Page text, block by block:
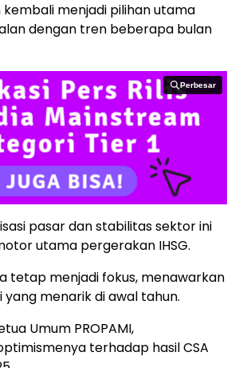
menjadi pilihan utama
dengan tren beberapa bulan
Perbesar
Perbesar
pasar dan stabilitas sektor ini
utama pergerakan IHSG.
tetap menjadi fokus, menawarkan
yang menarik di awal tahun.
Umum PROPAMI,
terhadap hasil CSA